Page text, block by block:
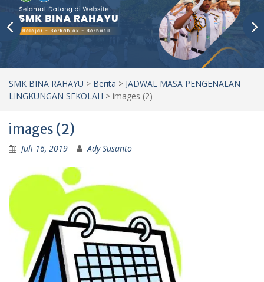
SMK BINA RAHAYU > Berita > JADWAL MASA PENGENALAN
LINGKUNGAN SEKOLAH > images (2)
images (2)
Juli 16, 2019 Ady Susanto